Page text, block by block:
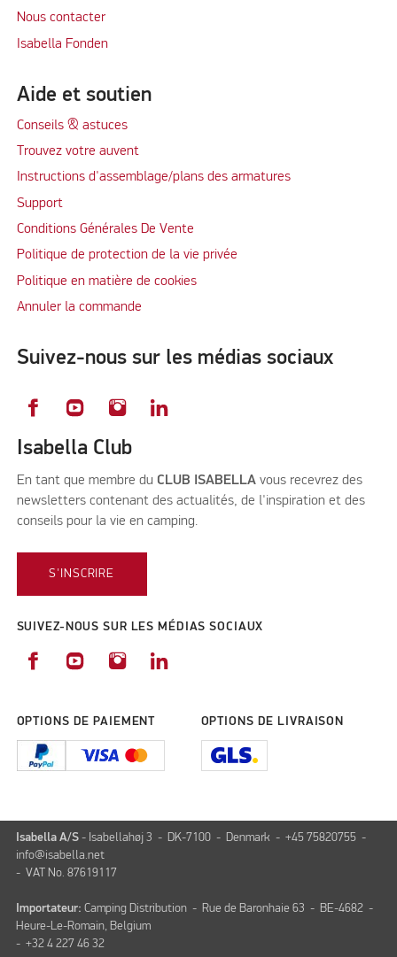
Nous contacter
Isabella Fonden
Aide et soutien
Conseils & astuces
Trouvez votre auvent
Instructions d'assemblage/plans des armatures
Support
Conditions Générales De Vente
Politique de protection de la vie privée
Politique en matière de cookies
Annuler la commande
Suivez-nous sur les médias sociaux
Isabella Club
En tant que membre du CLUB ISABELLA vous recevrez des
newsletters contenant des actualités, de l'inspiration et des
conseils pour la vie en camping.
S'INSCRIRE
SUIVEZ-NOUS SUR LES MÉDIAS SOCIAUX
OPTIONS DE PAIEMENT OPTIONS DE LIVRAISON
Isabella A/S - Isabellahøj 3 - DK-7100 - Denmark - +45 75820755 -
info@isabella.net
- VAT No. 87619117
Importateur: Camping Distribution - Rue de Baronhaie 63 - BE-4682 -
Heure-Le-Romain, Belgium
- +32 4 227 46 32